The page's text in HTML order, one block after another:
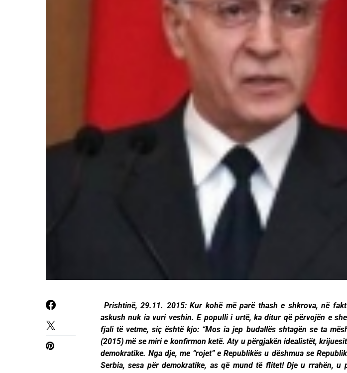
Prishtinë, 29.11. 2015: Kur kohë më parë thash e shkrova, në
askush nuk ia vuri veshin. E populli i urtë, ka ditur që përvojën e
fjali të vetme, siç është kjo: “Mos ia jep budallës shtagën se ta
(2015) më se miri e konfirmon ketë. Aty u përgjakën idealistët,
demokratike. Nga dje, me “rojet” e Republikës u dëshmua se
Serbia, sesa për demokratike, as që mund të flitet! Dje u rrahën, u